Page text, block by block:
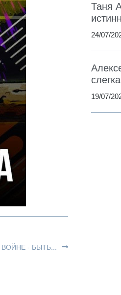
ВОЙНЕ - БЫТЬ...
Таня
24/07/
19/07/